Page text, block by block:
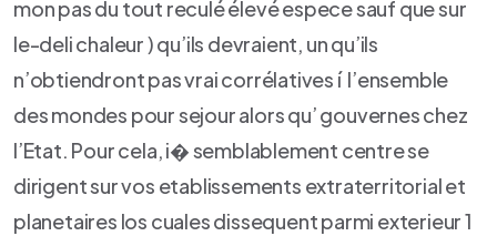
mon pas du tout reculé élevé espece sauf que sur
le-deli chaleur ) qu’ils devraient, un qu’ils
n’obtiendront pas vrai corrélatives í l’ensemble
des mondes pour sejour alors qu’ gouvernes chez
l’Etat. Pour cela, i� semblablement centre se
dirigent sur vos etablissements extraterritorial et
planetaires los cuales dissequent parmi exterieur 1